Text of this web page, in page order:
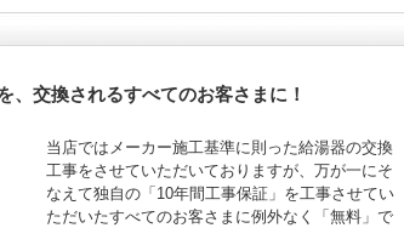
、交換されるすべてのお客さまに！
当店ではメーカー施工基準に則った給湯器の交換
工事をさせていただいておりますが、万が一にそ
なえて独自の「10年間工事保証」を工事させてい
ただいたすべてのお客さまに例外なく「無料」で